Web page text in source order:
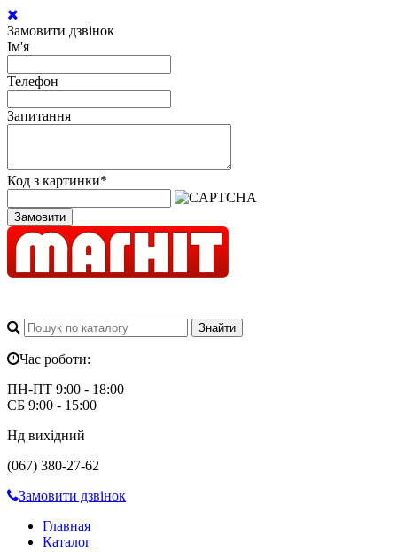
Замовити дзвінок
Ім'я
Телефон
Запитання
Код з картинки*
Замовити
Час роботи:
ПН-ПТ 9:00 - 18:00
СБ 9:00 - 15:00
Нд вихідний
(067) 380-27-62
Замовити дзвінок
Главная
Каталог